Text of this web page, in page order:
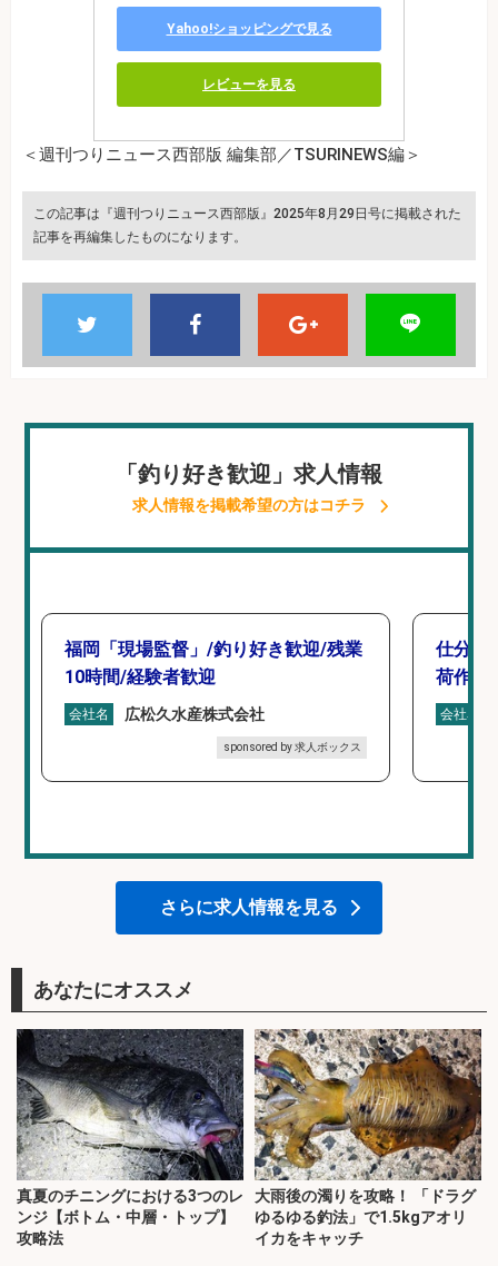
Yahoo!ショッピングで見る
レビューを見る
＜週刊つりニュース西部版 編集部／TSURINEWS編＞
この記事は『週刊つりニュース西部版』2025年8月29日号に掲載された
記事を再編集したものになります。
「釣り好き歓迎」求人情報
求人情報を掲載希望の方はコチラ
福岡「現場監督」/釣り好き歓迎/残業
10時間/経験者歓迎
会社名 広松久水産株式会社
sponsored by 求人ボックス
仕分け
荷作業
会社名
さらに求人情報を見る
あなたにオススメ
真夏のチニングにおける3つのレ
ンジ【ボトム・中層・トップ】
攻略法
大雨後の濁りを攻略！ 「ドラグ
ゆるゆる釣法」で1.5kgアオリ
イカをキャッチ